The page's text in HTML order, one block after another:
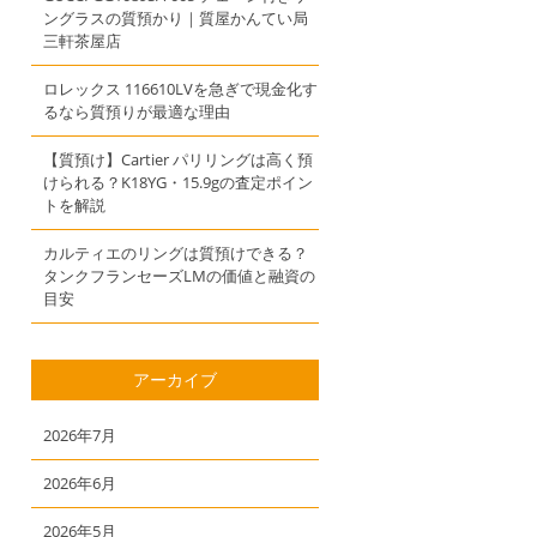
ングラスの質預かり｜質屋かんてい局
三軒茶屋店
ロレックス 116610LVを急ぎで現金化す
るなら質預りが最適な理由
【質預け】Cartier パリリングは高く預
けられる？K18YG・15.9gの査定ポイン
トを解説
カルティエのリングは質預けできる？
タンクフランセーズLMの価値と融資の
目安
アーカイブ
2026年7月
2026年6月
2026年5月